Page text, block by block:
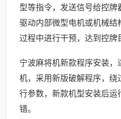
型等指令，发送信号给控
驱动内部微型电机或机械
过程中进行干预，达到控牌
宁波麻将机新款程序安装
机，采用新版破解程序，
行参数，新款机型安装后运
错。